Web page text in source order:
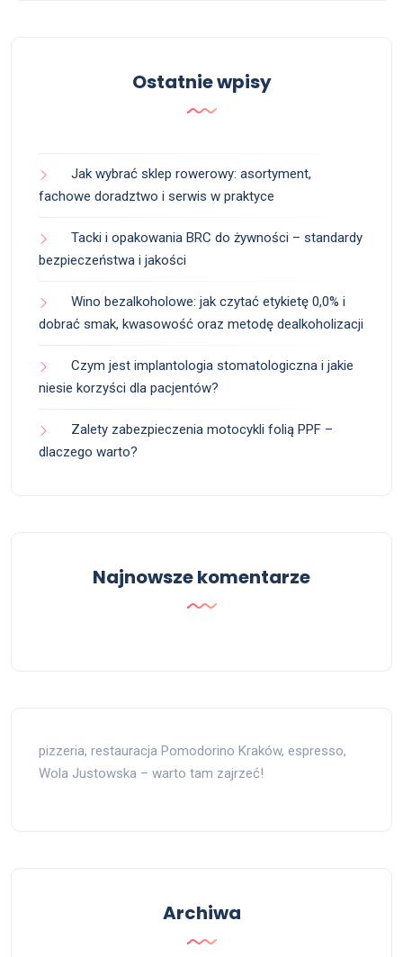
Ostatnie wpisy
Jak wybrać sklep rowerowy: asortyment,
fachowe doradztwo i serwis w praktyce
Tacki i opakowania BRC do żywności – standardy
bezpieczeństwa i jakości
Wino bezalkoholowe: jak czytać etykietę 0,0% i
dobrać smak, kwasowość oraz metodę dealkoholizacji
Czym jest implantologia stomatologiczna i jakie
niesie korzyści dla pacjentów?
Zalety zabezpieczenia motocykli folią PPF –
dlaczego warto?
Najnowsze komentarze
pizzeria, restauracja Pomodorino Kraków, espresso,
Wola Justowska – warto tam zajrzeć!
Archiwa